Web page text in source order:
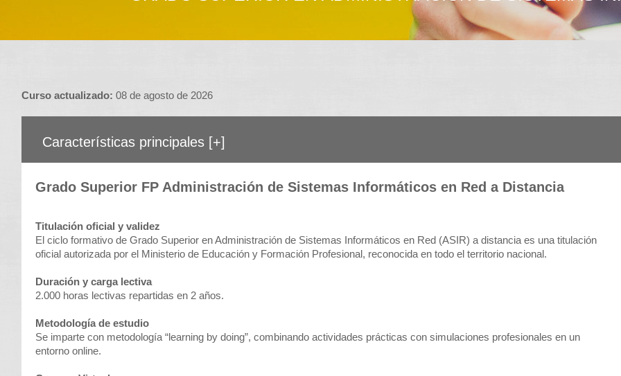
Curso actualizado: 08 de agosto de 2026
Características principales [+]
Grado Superior FP Administración de Sistemas Informáticos en Red a Distancia
Titulación oficial y validez
El ciclo formativo de Grado Superior en Administración de Sistemas Informáticos en Red (ASIR) a distancia es una titulación
oficial autorizada por el Ministerio de Educación y Formación Profesional, reconocida en todo el territorio nacional.
Duración y carga lectiva
2.000 horas lectivas repartidas en 2 años.
Metodología de estudio
Se imparte con metodología “learning by doing”, combinando actividades prácticas con simulaciones profesionales en un
entorno online.